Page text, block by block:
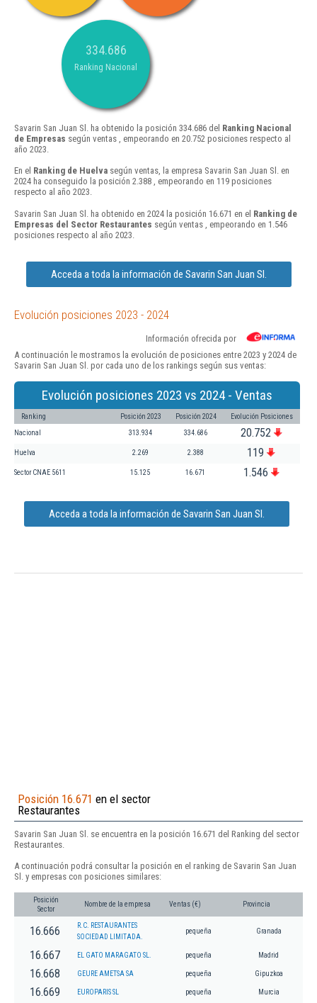
334.686
Ranking Nacional
Savarin San Juan Sl. ha obtenido la posición 334.686 del Ranking Nacional
de Empresas según ventas , empeorando en 20.752 posiciones respecto al
año 2023.
En el Ranking de Huelva según ventas, la empresa Savarin San Juan Sl. en
2024 ha conseguido la posición 2.388 , empeorando en 119 posiciones
respecto al año 2023.
Savarin San Juan Sl. ha obtenido en 2024 la posición 16.671 en el Ranking de
Empresas del Sector Restaurantes según ventas , empeorando en 1.546
posiciones respecto al año 2023.
Acceda a toda la información de Savarin San Juan Sl.
Evolución posiciones 2023 - 2024
Información ofrecida por
A continuación le mostramos la evolución de posiciones entre 2023 y 2024 de
Savarin San Juan Sl. por cada uno de los rankings según sus ventas:
Evolución posiciones 2023 vs 2024 - Ventas
Ranking Posición 2023 Posición 2024 Evolución Posiciones
Nacional 313.934 334.686 20.752
Huelva 2.269 2.388 119
Sector CNAE 5611 15.125 16.671 1.546
Acceda a toda la información de Savarin San Juan Sl.
Posición 16.671 en el sector
Restaurantes
Savarin San Juan Sl. se encuentra en la posición 16.671 del Ranking del sector
Restaurantes.
A continuación podrá consultar la posición en el ranking de Savarin San Juan
Sl. y empresas con posiciones similares:
Posición
Sector
Nombre de la empresa Ventas (€) Provincia
16.666
R.C. RESTAURANTES
SOCIEDAD LIMITADA.
pequeña Granada
16.667 EL GATO MARAGATO SL. pequeña Madrid
16.668 GEURE AMETSA SA pequeña Gipuzkoa
16.669 EUROPARIS SL pequeña Murcia